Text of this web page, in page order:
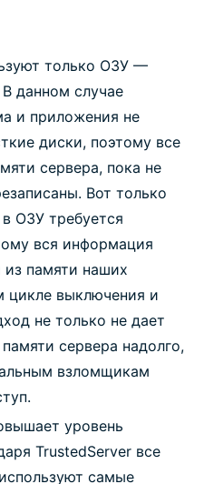
только ОЗУ —
данном случае
и приложения не
диски, поэтому все
сервера, пока не
Вот только
ОЗУ требуется
вся информация
из памяти наших
цикле выключения и
не только не дает
сервера надолго,
взломщикам
уровень
TrustedServer все
самые